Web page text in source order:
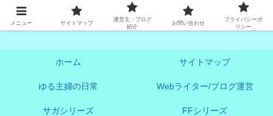
アオヤンログ《ゲームブログ中心》
ホーム サイトマップ
ゆる主婦の日常 Webライター/ブログ運営
サガシリーズ FFシリーズ
メニュー サイトマップ
運営主・ブログ
紹介
お問い合わせ
プライバシーポ
リシー